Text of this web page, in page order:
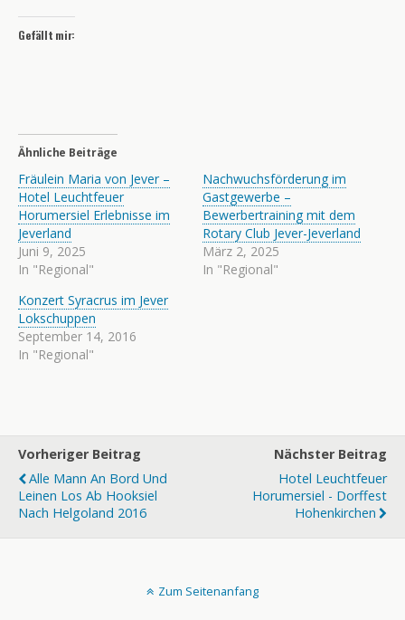
Gefällt mir:
Ähnliche Beiträge
Fräulein Maria von Jever –
Hotel Leuchtfeuer
Horumersiel Erlebnisse im
Jeverland
Juni 9, 2025
In "Regional"
Nachwuchsförderung im
Gastgewerbe –
Bewerbertraining mit dem
Rotary Club Jever-Jeverland
März 2, 2025
In "Regional"
Konzert Syracrus im Jever
Lokschuppen
September 14, 2016
In "Regional"
Vorheriger Beitrag
Alle Mann An Bord Und
Leinen Los Ab Hooksiel
Nach Helgoland 2016
Nächster Beitrag
Hotel Leuchtfeuer
Horumersiel - Dorffest
Hohenkirchen
Zum Seitenanfang